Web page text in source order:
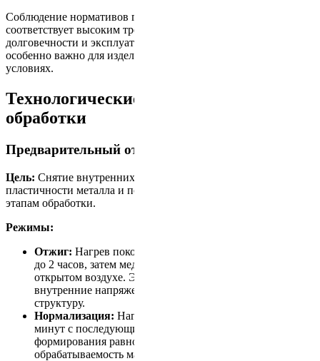
Соблюдение нормативов гарантирует, что продукция
соответствует высоким требованиям безопасности,
долговечности и эксплуатационных характеристик, что
особенно важно для изделий, работающих в критичных
условиях.
Технологические процессы и режимы
обработки
Предварительный отжиг и нормализация
Цель: Снятие внутренних напряжений, улучшение
пластичности металла и подготовка поковки к последующим
этапам обработки.
Режимы:
Отжиг: Нагрев поковки до 750–850 °C с выдержкой от 1
до 2 часов, затем медленное охлаждение в печи или на
открытом воздухе. Это позволяет перераспределить
внутренние напряжения и обеспечить однородную
структуру.
Нормализация: Нагрев до 850–950 °C, выдержка 30–60
минут с последующим охлаждением на воздухе для
формирования равномерной зернистости, что улучшает
обрабатываемость материала.